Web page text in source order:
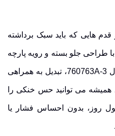
قدم هایی که باید سبک برداشته
طراحی جلو بسته و رویه پارچه
ای، مثل صندل مردانه هامتو مدل 760763A-3، تبدیل به همراهی
می توانید حس خنکی را
روز، بدون احساس فشار یا